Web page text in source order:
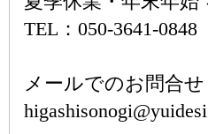
TEL：050-3641-0848
メールでのお問合せ